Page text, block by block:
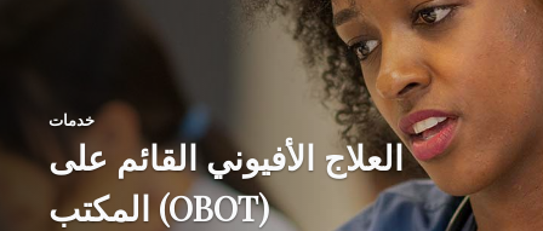
خدمات
العلاج الأفيوني القائم على
المكتب (OBOT)